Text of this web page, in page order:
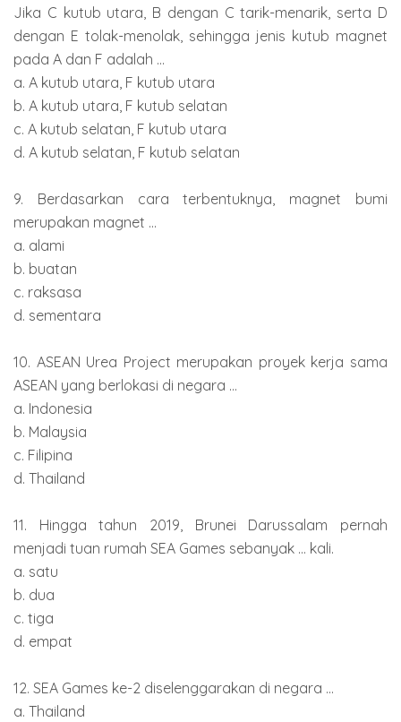
Jika C kutub utara, B dengan C tarik-menarik, serta D
dengan E tolak-menolak, sehingga jenis kutub magnet
pada A dan F adalah ...
a. A kutub utara, F kutub utara
b. A kutub utara, F kutub selatan
c. A kutub selatan, F kutub utara
d. A kutub selatan, F kutub selatan
9. Berdasarkan cara terbentuknya, magnet bumi
merupakan magnet ...
a. alami
b. buatan
c. raksasa
d. sementara
10. ASEAN Urea Project merupakan proyek kerja sama
ASEAN yang berlokasi di negara ...
a. Indonesia
b. Malaysia
c. Filipina
d. Thailand
11. Hingga tahun 2019, Brunei Darussalam pernah
menjadi tuan rumah SEA Games sebanyak ... kali.
a. satu
b. dua
c. tiga
d. empat
12. SEA Games ke-2 diselenggarakan di negara ...
a. Thailand